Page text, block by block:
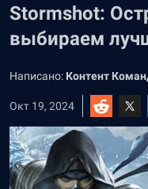
Stormshot:
выбираем
Написано: Контент
Окт 19, 2024